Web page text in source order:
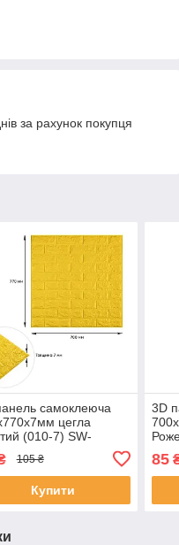
за рахунок покупця
самоклеюча
цегла
(010-7) SW-
105 ₴
Купити
3D
85